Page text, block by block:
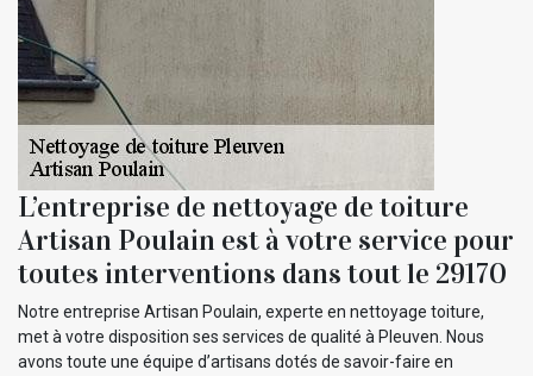
L’entreprise de nettoyage de toiture
Artisan Poulain est à votre service pour
toutes interventions dans tout le 29170
Notre entreprise Artisan Poulain, experte en nettoyage toiture,
met à votre disposition ses services de qualité à Pleuven. Nous
avons toute une équipe d’artisans dotés de savoir-faire en